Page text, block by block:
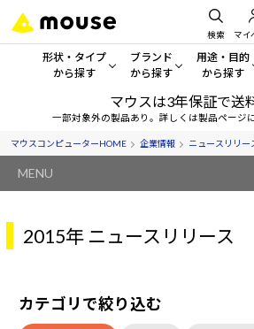
検索 マイ
形状・タイプ
から探す
形状・タイプから探す をすべてみる
デスクトップPC
ノートPC
タブレットPC
ワークステーション
ブランド
から探す
mouse
G TUNE
NEXTGEAR
DAIV
用途・目的
から探す
一般向け
ゲーミン
クリエイ
ビジネス
マウスは3年保証で送
一部対象外の製品あり。詳しくは製品ページ
マウスコンピューターHOME 企業情報 ニュースリリー
MENU
2015年 ニュースリリース
カテゴリで絞り込む